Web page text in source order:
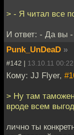
> - Я читал все
И ответ: - Да вы -
Punk_UnDeaD »
#142 | 13.10.11 00:22
Кому: JJ Flyer,
> Ну там
вроде всем
лично ты